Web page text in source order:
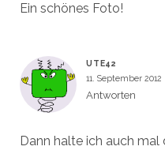
Ein schönes Foto!
UTE42
11. September 2012
Antworten
Dann halte ich auch